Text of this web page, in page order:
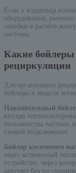
Если у владельца
оборудования, разумно
ошибки в расчёте
системы.
Какие бойлеры
рециркуляции
Для организации
бойлеры и модели
Накопительный
внутри
большинства частных
схемой подключения.
Бойлер косвенного
через встроенный
устройство, через
другому без их